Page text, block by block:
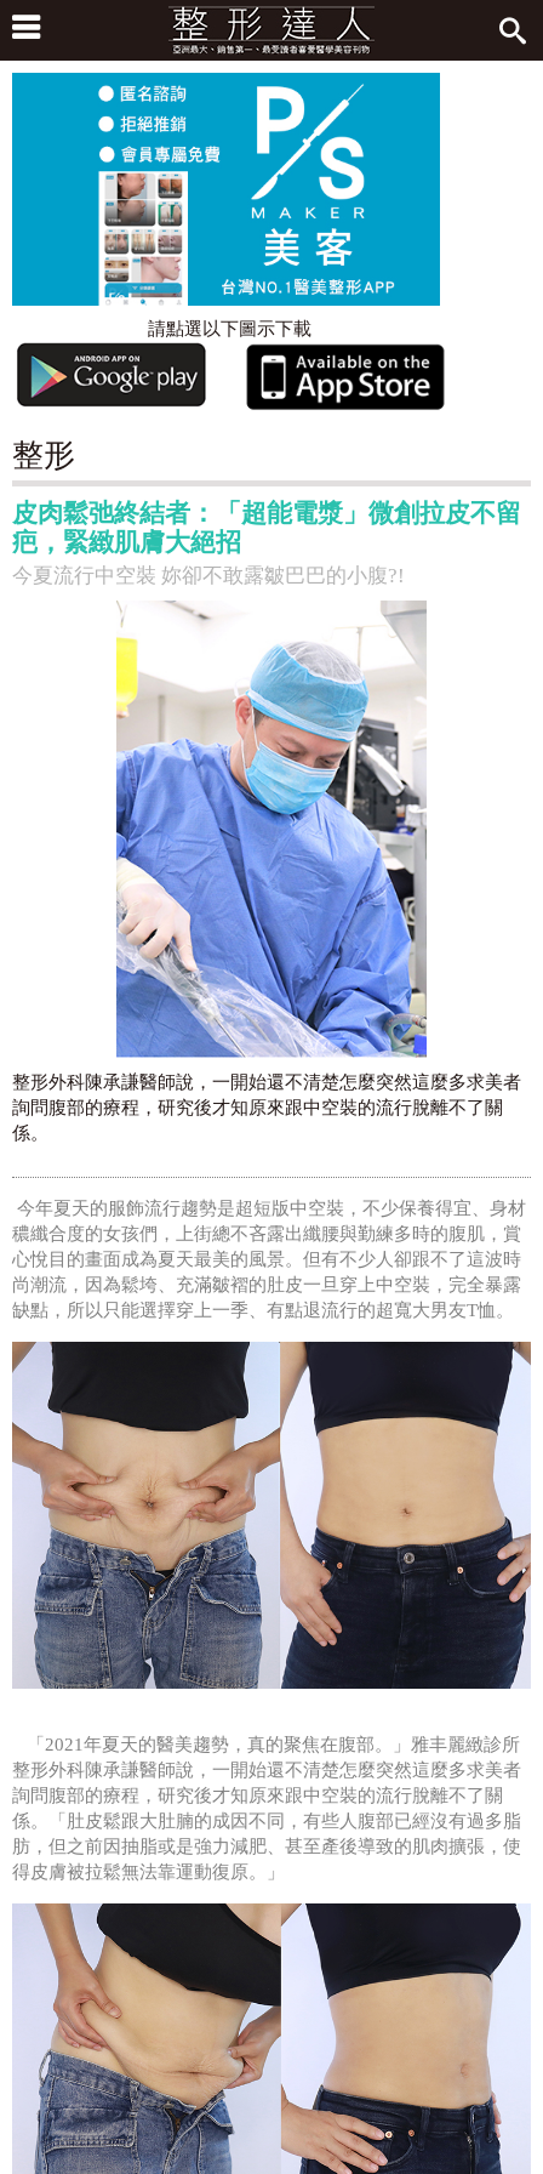
請點選以下圖示下載
整形
皮肉鬆弛終結者：「超能電漿」微創拉皮不留
疤，緊緻肌膚大絕招
今夏流行中空裝 妳卻不敢露皺巴巴的小腹?!
整形外科陳承謙醫師說，一開始還不清楚怎麼突然這麼多求美者
詢問腹部的療程，研究後才知原來跟中空裝的流行脫離不了關
係。
今年夏天的服飾流行趨勢是超短版中空裝，不少保養得宜、身材
穠纖合度的女孩們，上街總不吝露出纖腰與勤練多時的腹肌，賞
心悅目的畫面成為夏天最美的風景。但有不少人卻跟不了這波時
尚潮流，因為鬆垮、充滿皺褶的肚皮一旦穿上中空裝，完全暴露
缺點，所以只能選擇穿上一季、有點退流行的超寬大男友T恤。
「2021年夏天的醫美趨勢，真的聚焦在腹部。」雅丰麗緻診所
整形外科陳承謙醫師說，一開始還不清楚怎麼突然這麼多求美者
詢問腹部的療程，研究後才知原來跟中空裝的流行脫離不了關
係。「肚皮鬆跟大肚腩的成因不同，有些人腹部已經沒有過多脂
肪，但之前因抽脂或是強力減肥、甚至產後導致的肌肉擴張，使
得皮膚被拉鬆無法靠運動復原。」